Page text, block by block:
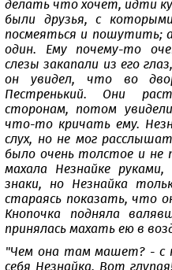
делать что хочет, идти
были друзья, с
посмеяться и пошутить;
один. Ему почему-то
слезы закапали из его
он увидел, что во
Пестренький. Они
сторонам, потом
что-то кричать ему.
слух, но не мог
было очень толстое и не
махала Незнайке
знаки, но Незнайка
стараясь показать, что
Кнопочка подняла
принялась махать ею в
"Чем она там машет? - с
себя Незнайка. Вот